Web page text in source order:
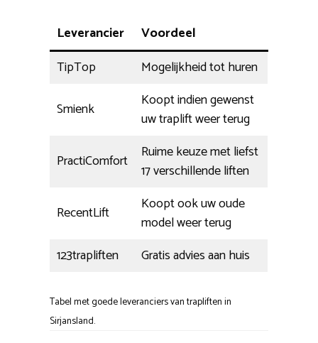
Leverancier
Voordeel
TipTop
Mogelijkheid tot huren
Smienk
Koopt indien gewenst
uw traplift weer terug
PractiComfort
Ruime keuze met liefst
17 verschillende liften
RecentLift
Koopt ook uw oude
model weer terug
123trapliften
Gratis advies aan huis
Tabel met goede leveranciers van trapliften in
Sirjansland.